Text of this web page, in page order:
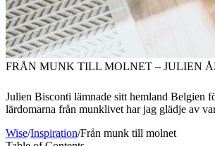
FRÅN MUNK TILL MOLNET – JULIEN
Julien Bisconti lämnade sitt hemland Belgien
lärdomarna från munklivet har jag glädje av
Wise/Inspiration/Från munk till molnet